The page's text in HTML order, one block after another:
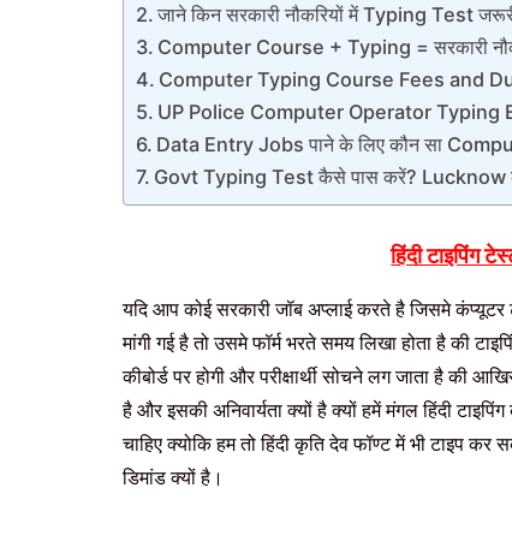
जाने किन सरकारी नौकरियों में Typing Test
Computer Course + Typing = सरकारी
Computer Typing Course Fees and
UP Police Computer Operator Typing
Data Entry Jobs पाने के लिए कौन सा
Govt Typing Test कैसे पास करें? Lucknow
हिंदी टाइपिंग
यदि आप कोई सरकारी जॉब अप्लाई करते है जिसमे कंप्यूटर
मांगी गई है तो उसमे फॉर्म भरते समय लिखा होता है की
कीबोर्ड पर होगी और परीक्षार्थी सोचने लग जाता है की
है और इसकी अनिवार्यता क्यों है क्यों हमें मंगल हिंदी टाइपिंग
चाहिए क्योकि हम तो हिंदी कृति देव फॉण्ट में भी टाइप
डिमांड क्यों है।